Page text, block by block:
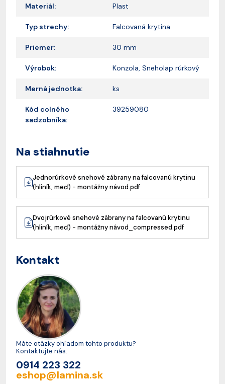
Materiál: Plast
Typ strechy: Falcovaná krytina
Priemer: 30 mm
Výrobok: Konzola, Sneholap rúrkový
Merná jednotka: ks
Kód colného
sadzobníka:
39259080
Na stiahnutie
Jednorúrkové snehové zábrany na falcovanú krytinu
(hliník, meď) - montážny návod.pdf
Dvojrúrkové snehové zábrany na falcovanú krytinu
(hliník, meď) - montážny návod_compressed.pdf
Kontakt
Máte otázky ohľadom tohto produktu?
Kontaktujte nás.
0914 223 322
eshop@lamina.sk